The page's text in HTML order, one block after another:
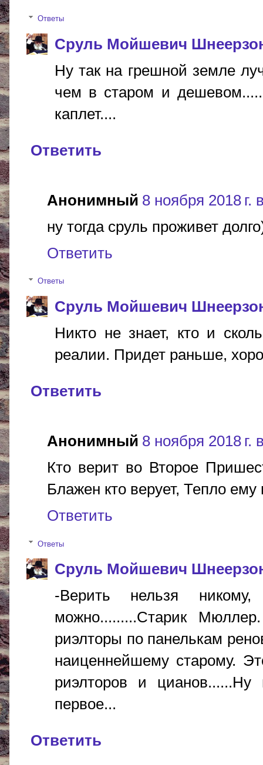
Ответы
Сруль Мойшевич
Ну так на грешной земле
чем в старом и
каплет....
Ответить
Анонимный 8 ноября 2018 г.
ну тогда сруль проживет
Ответить
Ответы
Сруль Мойшевич
Никто не знает, кто и
реалии. Придет раньше,
Ответить
Анонимный 8 ноября 2018 г.
Кто верит во Второе
Блажен кто верует, Тепло ему
Ответить
Ответы
Сруль Мойшевич
-Верить нельзя
можно.........Старик
риэлторы по панелькам
наиценнейшему старому.
риэлторов и
первое...
Ответить